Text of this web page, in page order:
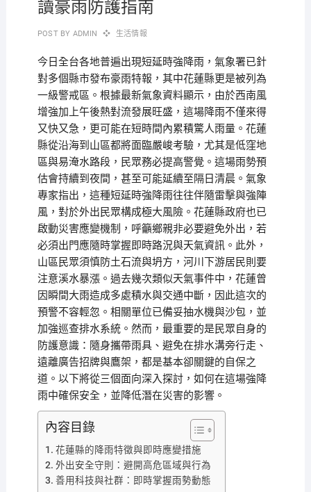
讀豪雨防護指南
POST BY ADMIN 生活情報
今日全台各地普遍出現短延時強降雨，氣象署已針
對多個縣市發布豪雨特報，其中花蓮縣更是被列為
一級警戒區。根據最新氣象資料顯示，由於西南風
增強加上午後熱對流發展旺盛，這場降雨不僅來得
又快又急，更可能在短時間內累積驚人雨量。花蓮
縣從沿海到山區都將面臨嚴峻考驗，尤其是低窪地
區與易淹水路段，民眾務必提高警覺。這場雨勢預
估會持續到夜間，甚至可能延續至隔日清晨。氣象
專家指出，這種短延時強降雨往往伴隨雷擊與強陣
風，對於外出民眾構成極大風險。花蓮縣政府也已
啟動災害應變機制，呼籲鄉親非必要避免外出，若
必須出門應隨時掌握即時路況與天氣資訊。此外，
山區民眾須慎防土石流與坍方，河川下游居民則要
注意溪水暴漲。過去幾次類似天氣事件中，花蓮曾
因瞬間大雨造成多處積水與交通中斷，因此這次的
預警不容輕忽。相關單位已備妥抽水機與沙包，並
加強巡查排水系統。然而，最重要的是民眾自身的
防護意識：隨身攜帶雨具、避免在排水溝旁行走、
遠離廣告招牌與鷹架，都是基本卻關鍵的自保之
道。以下將從三個面向深入探討，如何在這場強降
雨中確保安全，並降低潛在災害的影響。
內容目錄
花蓮縣的降雨特徵與即時應變措施
外出安全守則：避開高危區域與行為
善用科技與社群：即時掌握雨勢動態